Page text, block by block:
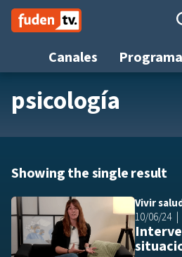
Saltar
contenido
Canales
psicología
Showing the single result
Vivir
10/06/24